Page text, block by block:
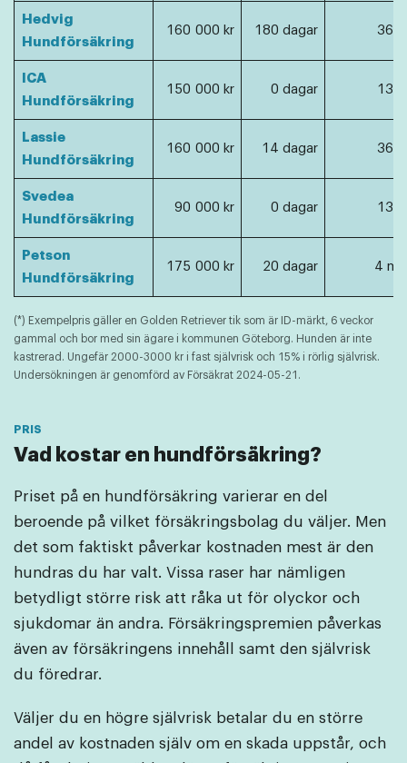
Hedvig
Hundförsäkring
160 000 kr 180 dagar 365
ICA
Hundförsäkring
150 000 kr 0 dagar 130
Lassie
Hundförsäkring
160 000 kr 14 dagar 365
Svedea
Hundförsäkring
90 000 kr 0 dagar 130
Petson
Hundförsäkring
175 000 kr 20 dagar 4
(*) Exempelpris gäller en Golden Retriever tik som är ID-märkt, 6 veckor
gammal och bor med sin ägare i kommunen Göteborg. Hunden är inte
kastrerad. Ungefär 2000-3000 kr i fast självrisk och 15% i rörlig självrisk.
Undersökningen är genomförd av Försäkrat 2024-05-21.
Vad kostar en hundförsäkring?
Priset på en hundförsäkring varierar en del
beroende på vilket försäkringsbolag du väljer. Men
det som faktiskt påverkar kostnaden mest är den
hundras du har valt. Vissa raser har nämligen
betydligt större risk att råka ut för olyckor och
sjukdomar än andra. Försäkringspremien påverkas
även av försäkringens innehåll samt den självrisk
du föredrar.
Väljer du en högre självrisk betalar du en större
andel av kostnaden själv om en skada uppstår, och